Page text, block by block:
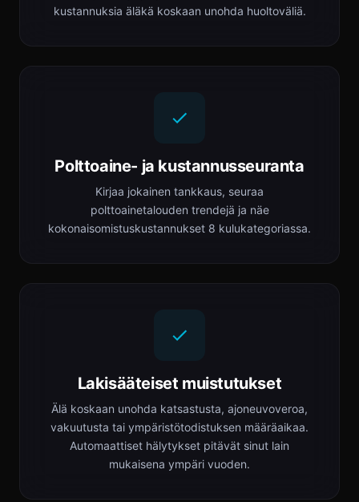
kustannuksia äläkä koskaan unohda huoltoväliä.
Polttoaine- ja kustannusseuranta
Kirjaa jokainen tankkaus, seuraa
polttoainetalouden trendejä ja näe
kokonaisomistuskustannukset 8 kulukategoriassa.
Lakisääteiset muistutukset
Älä koskaan unohda katsastusta, ajoneuvoveroa,
vakuutusta tai ympäristötodistuksen määräaikaa.
Automaattiset hälytykset pitävät sinut lain
mukaisena ympäri vuoden.